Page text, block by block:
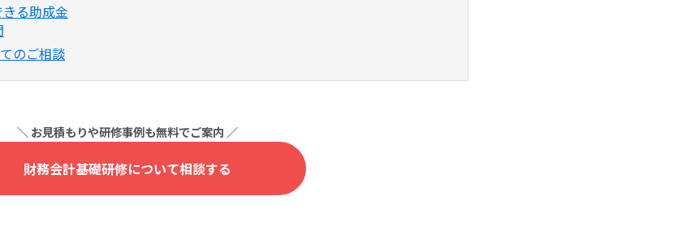
る助成金
のご相談
財務会計基礎研修について相談する